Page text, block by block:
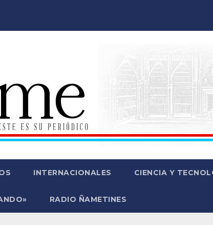
INTERNACIONALES CIENCIA Y
RADIO ÑAMETINES